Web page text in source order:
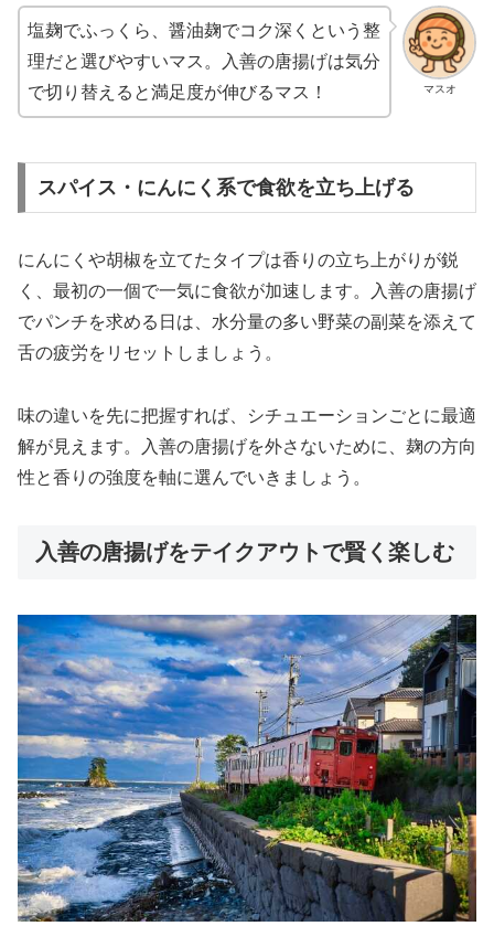
マスオ
塩麹でふっくら、醤油麹でコク深くという整
理だと選びやすいマス。入善の唐揚げは気分
で切り替えると満足度が伸びるマス！
スパイス・にんにく系で食欲を立ち上げる
にんにくや胡椒を立てたタイプは香りの立ち上がりが鋭
く、最初の一個で一気に食欲が加速します。入善の唐揚げ
でパンチを求める日は、水分量の多い野菜の副菜を添えて
舌の疲労をリセットしましょう。
味の違いを先に把握すれば、シチュエーションごとに最適
解が見えます。入善の唐揚げを外さないために、麹の方向
性と香りの強度を軸に選んでいきましょう。
入善の唐揚げをテイクアウトで賢く楽しむ